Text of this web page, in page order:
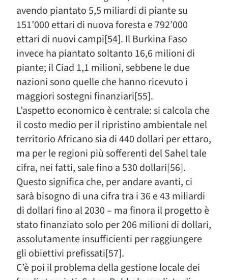
avendo piantato 5,5 miliardi di piante su
151’000 ettari di nuova foresta e 792’000
ettari di nuovi campi[54]. Il Burkina Faso
invece ha piantato soltanto 16,6 milioni di
piante; il Ciad 1,1 milioni, sebbene le due
nazioni sono quelle che hanno ricevuto i
maggiori sostegni finanziari[55].
L’aspetto economico è centrale: si calcola che
il costo medio per il ripristino ambientale nel
territorio Africano sia di 440 dollari per ettaro,
ma per le regioni più sofferenti del Sahel tale
cifra, nei fatti, sale fino a 530 dollari[56].
Questo significa che, per andare avanti, ci
sarà bisogno di una cifra tra i 36 e 43 miliardi
di dollari fino al 2030 – ma finora il progetto è
stato finanziato solo per 206 milioni di dollari,
assolutamente insufficienti per raggiungere
gli obiettivi prefissati[57].
C’è poi il problema della gestione locale dei